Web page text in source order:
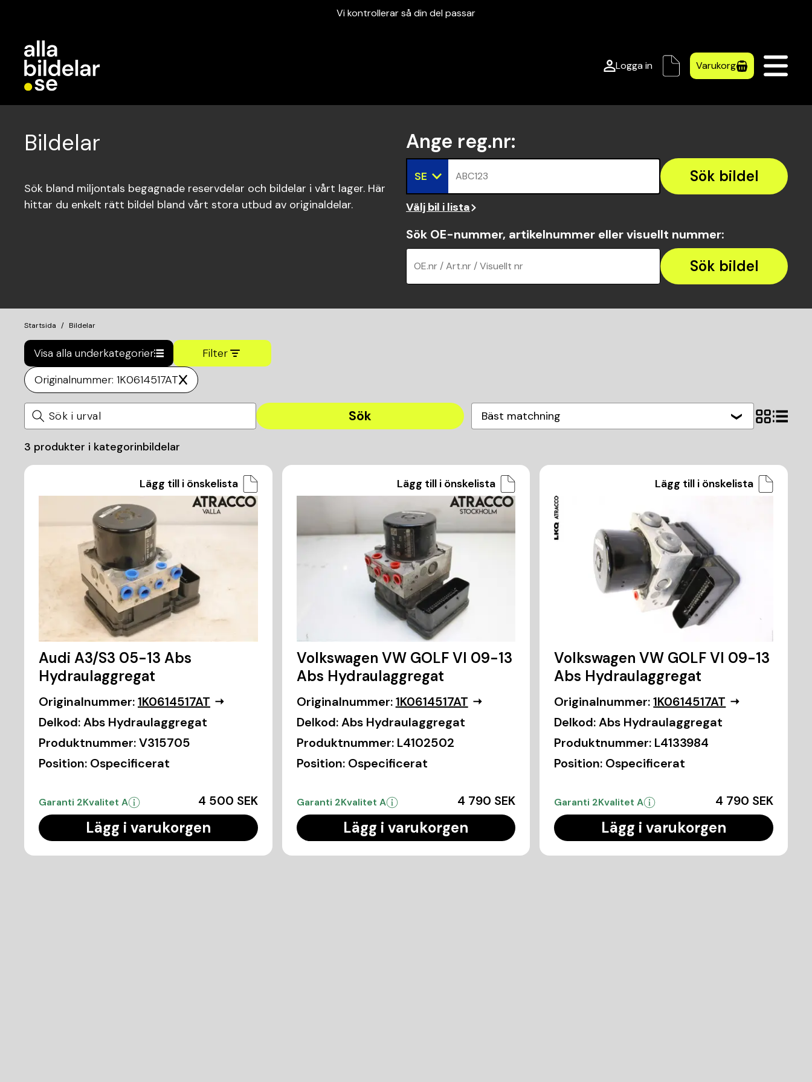
Vi kontrollerar så din del passar
Logga in Varukorg
Bildelar
Sök bland miljontals begagnade reservdelar och bildelar i vårt lager. Här
hittar du enkelt rätt bildel bland vårt stora utbud av originaldelar.
Ange reg.nr:
SE ABC123 Sök bildel
Välj bil i lista
Sök OE-nummer, artikelnummer eller visuellt nummer:
OE.nr / Art.nr / Visuellt nr Sök bildel
Startsida Bildelar
Visa alla underkategorier
Filter
Originalnummer: 1K0614517AT
Sök Bäst matchning
3 produkter i kategorinbildelar
Lägg till i önskelista
Audi A3/S3 05-13 Abs
Hydraulaggregat
Originalnummer:1K0614517AT
Delkod:Abs Hydraulaggregat
Produktnummer:V315705
Position: Ospecificerat
Garanti 2Kvalitet A 4 500 SEK
Lägg i varukorgen
Lägg till i önskelista
Volkswagen VW GOLF VI 09-13
Abs Hydraulaggregat
Originalnummer: 1K0614517AT
Delkod: Abs Hydraulaggregat
Produktnummer: L4102502
Position: Ospecificerat
Garanti 2Kvalitet A 4 790 SEK
Lägg i varukorgen
Lägg till i önskelista
Volkswagen VW GOLF VI 09-13
Abs Hydraulaggregat
Originalnummer: 1K0614517AT
Delkod: Abs Hydraulaggregat
Produktnummer: L4133984
Position: Ospecificerat
Garanti 2Kvalitet A 4 790 SEK
Lägg i varukorgen